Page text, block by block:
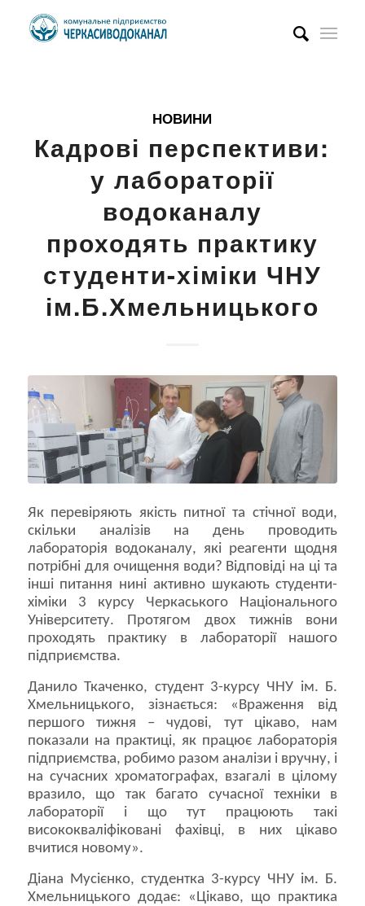
НОВИНИ
Кадрові перспективи:
у лабораторії
водоканалу
проходять практику
студенти-хіміки ЧНУ
ім.Б.Хмельницького
Як перевіряють якість питної та стічної води,
скільки аналізів на день проводить
лабораторія водоканалу, які реагенти щодня
потрібні для очищення води? Відповіді на ці та
інші питання нині активно шукають студенти-
хіміки 3 курсу Черкаського Національного
Університету. Протягом двох тижнів вони
проходять практику в лабораторії нашого
підприємства.
Данило Ткаченко, студент 3-курсу ЧНУ ім. Б.
Хмельницького, зізнається: «Враження від
першого тижня – чудові, тут цікаво, нам
показали на практиці, як працює лабораторія
підприємства, робимо разом аналізи і вручну, і
на сучасних хроматографах, взагалі в цілому
вразило, що так багато сучасної техніки в
лабораторії і що тут працюють такі
висококваліфіковані фахівці, в них цікаво
вчитися новому».
Діана Мусієнко, студентка 3-курсу ЧНУ ім. Б.
Хмельницького додає: «Цікаво, що практика